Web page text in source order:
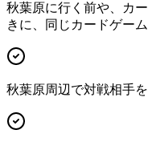
秋葉原に行く前や、カ
きに、同じカードゲー
秋葉原周辺で対戦相手